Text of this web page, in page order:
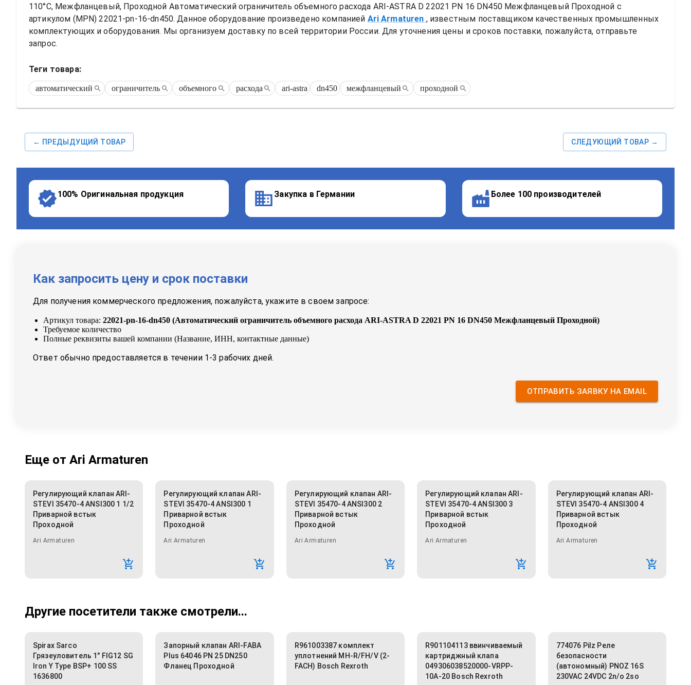
110°C, Межфланцевый, Проходной Автоматический ограничитель объемного расхода ARI-ASTRA D 22021 PN 16 DN450 Межфланцевый Проходной с
артикулом (MPN) 22021-pn-16-dn450. Данное оборудование произведено компанией Ari Armaturen , известным поставщиком качественных промышленных
комплектующих и оборудования. Мы организуем доставку по всей территории России. Для уточнения цены и сроков поставки, пожалуйста, отправьте
запрос.
Теги товара:
автоматический ограничитель объемного расхода ari-astra dn450 межфланцевый проходной
← ПРЕДЫДУЩИЙ ТОВАР СЛЕДУЮЩИЙ ТОВАР →
100% Оригинальная продукция Закупка в Германии Более 100 производителей
Как запросить цену и срок поставки
Для получения коммерческого предложения, пожалуйста, укажите в своем запросе:
Артикул товара: 22021-pn-16-dn450 (Автоматический ограничитель объемного расхода ARI-ASTRA D 22021 PN 16 DN450 Межфланцевый Проходной)
Требуемое количество
Полные реквизиты вашей компании (Название, ИНН, контактные данные)
Ответ обычно предоставляется в течении 1-3 рабочих дней.
ОТПРАВИТЬ ЗАЯВКУ НА EMAIL
Еще от Ari Armaturen
Регулирующий клапан ARI-
STEVI 35470-4 ANSI300 1 1/2
Приварной встык
Проходной
Ari Armaturen
Регулирующий клапан ARI-
STEVI 35470-4 ANSI300 1
Приварной встык
Проходной
Ari Armaturen
Регулирующий клапан ARI-
STEVI 35470-4 ANSI300 2
Приварной встык
Проходной
Ari Armaturen
Регулирующий клапан ARI-
STEVI 35470-4 ANSI300 3
Приварной встык
Проходной
Ari Armaturen
Регулирующий клапан ARI-
STEVI 35470-4 ANSI300 4
Приварной встык
Проходной
Ari Armaturen
Другие посетители также смотрели...
Spirax Sarco
Грязеуловитель 1" FIG12 SG
Iron Y Type BSP+ 100 SS
1636800
Запорный клапан ARI-FABA
Plus 64046 PN 25 DN250
Фланец Проходной
R961003387 комплект
уплотнений MH-R/FH/V (2-
FACH) Bosch Rexroth
R901104113 ввинчиваемый
картриджный клапа
049306038520000-VRPP-
10A-20 Bosch Rexroth
774076 Pilz Реле
безопасности
(автономный) PNOZ 16S
230VAC 24VDC 2n/o 2so